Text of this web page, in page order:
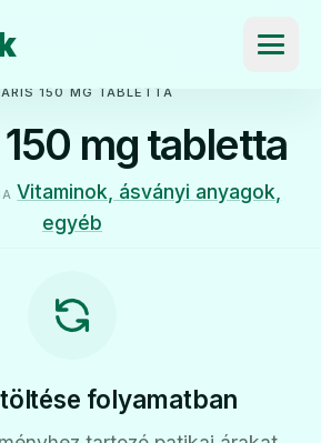
150 MG TABLETTA
mg tabletta
Vitaminok, ásványi anyagok,
egyéb
folyamatban